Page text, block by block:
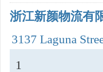
浙江新颜物流有
3137 Laguna
1